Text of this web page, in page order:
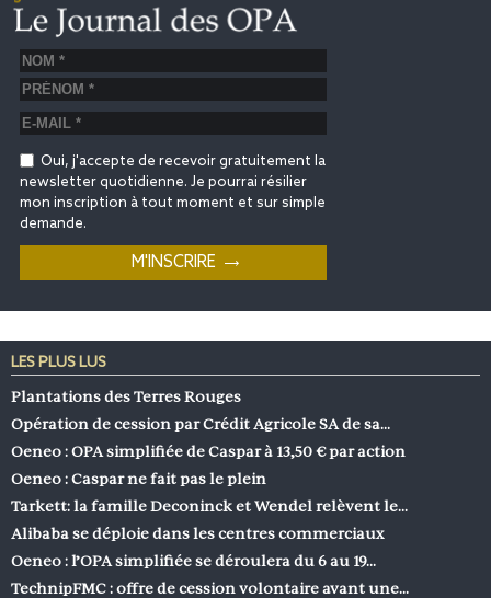
Oui, j'accepte de recevoir gratuitement la
newsletter quotidienne. Je pourrai résilier
mon inscription à tout moment et sur simple
demande.
LES PLUS LUS
Plantations des Terres Rouges
Opération de cession par Crédit Agricole SA de sa…
Oeneo : OPA simplifiée de Caspar à 13,50 € par action
Oeneo : Caspar ne fait pas le plein
Tarkett: la famille Deconinck et Wendel relèvent le…
Alibaba se déploie dans les centres commerciaux
Oeneo : l’OPA simplifiée se déroulera du 6 au 19…
TechnipFMC : offre de cession volontaire avant une…